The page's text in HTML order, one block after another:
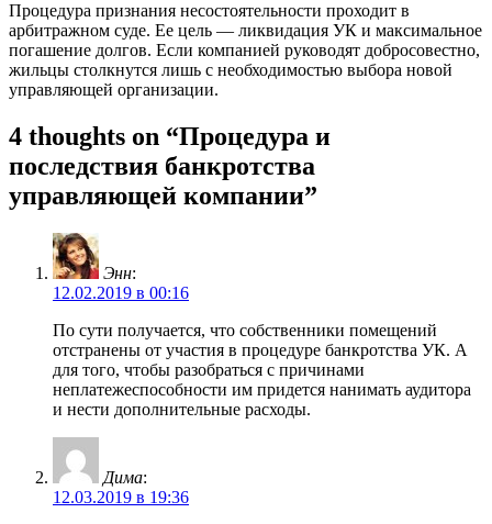
Процедура признания несостоятельности проходит в
арбитражном суде. Ее цель — ликвидация УК и максимальное
погашение долгов. Если компанией руководят добросовестно,
жильцы столкнутся лишь с необходимостью выбора новой
управляющей организации.
4 thoughts on “Процедура и
последствия банкротства
управляющей компании”
Энн:
12.02.2019 в 00:16
По сути получается, что собственники помещений
отстранены от участия в процедуре банкротства УК. А
для того, чтобы разобраться с причинами
неплатежеспособности им придется нанимать аудитора
и нести дополнительные расходы.
Дима:
12.03.2019 в 19:36